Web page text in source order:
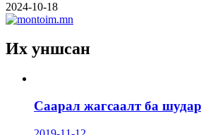
2024-10-18
Их уншсан
Саарал жагсаалт ба